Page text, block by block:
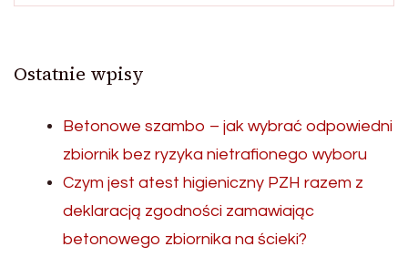
Ostatnie wpisy
Betonowe szambo – jak wybrać odpowiedni
zbiornik bez ryzyka nietrafionego wyboru
Czym jest atest higieniczny PZH razem z
deklaracją zgodności zamawiając
betonowego zbiornika na ścieki?